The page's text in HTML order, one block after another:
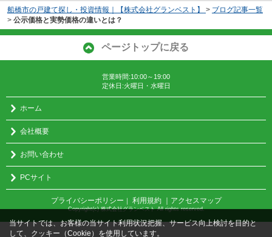
船橋市の戸建て探し・投資情報｜【株式会社グランベスト】 > ブログ記事一覧
> 公示価格と実勢価格の違いとは？
ページトップに戻る
営業時間:10:00～19:00
定休日:火曜日・水曜日
ホーム
会社概要
お問い合わせ
PCサイト
プライバシーポリシー ｜ 利用規約 ｜アクセスマップ
Copyright(c) 株式会社グランベスト All rights reserved.
当サイトでは、お客様の当サイト利用状況把握、サービス向上検討を目的と
して、クッキー（Cookie）を使用しています。